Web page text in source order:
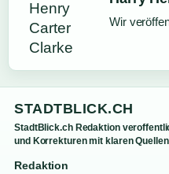
Wir
STADTBLICK.CH
StadtBlick.ch Redaktion
und Korrekturen mit klaren
Redaktion